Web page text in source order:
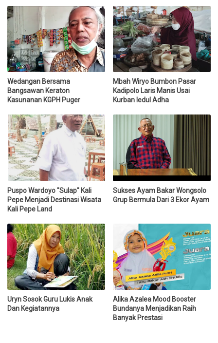
Wedangan Bersama
Bangsawan Keraton
Kasunanan KGPH Puger
Mbah Wiryo Bumbon Pasar
Kadipolo Laris Manis Usai
Kurban Iedul Adha
Puspo Wardoyo "Sulap" Kali
Pepe Menjadi Destinasi Wisata
Kali Pepe Land
Sukses Ayam Bakar Wongsolo
Grup Bermula Dari 3 Ekor Ayam
Uryn Sosok Guru Lukis Anak
Dan Kegiatannya
Alika Azalea Mood Booster
Bundanya Menjadikan Raih
Banyak Prestasi